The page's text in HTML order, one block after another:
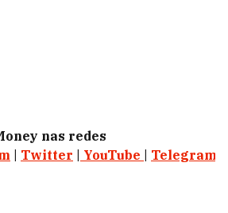
nas redes
Twitter YouTube Telegram